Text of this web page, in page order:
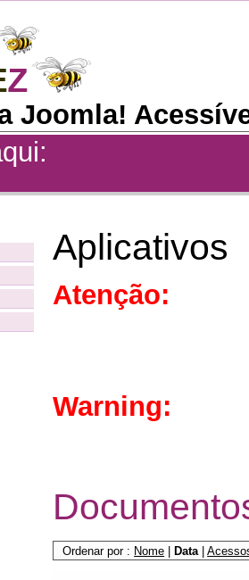
Joomla!
Aplicativos
Atenção:
Warning:
Ordenar por : Nome Data |